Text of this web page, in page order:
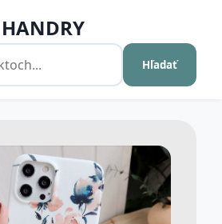
HANDRY
Hľadať